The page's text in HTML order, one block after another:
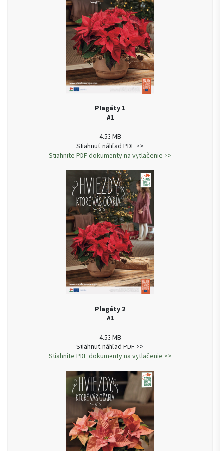
Plagáty 1
A1
4.53 MB
Stiahnuť náhľad PDF >>
Stiahnite PDF dokumenty na vytlačenie >>
Plagáty 2
A1
4.53 MB
Stiahnuť náhľad PDF >>
Stiahnite PDF dokumenty na vytlačenie >>